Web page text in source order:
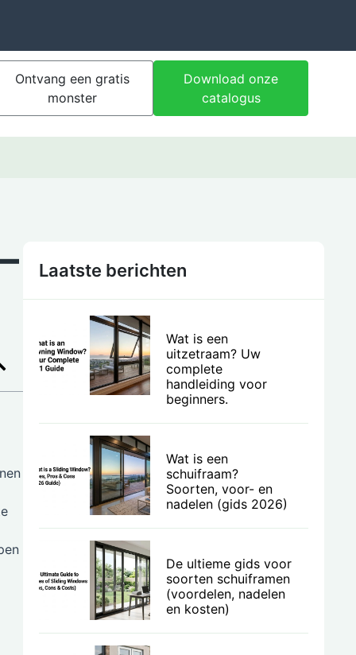
Ontvang een gratis
monster
Download onze
catalogus
Laatste berichten
Wat is een
uitzetraam? Uw
complete
handleiding voor
beginners.
Wat is een
schuifraam?
Soorten, voor- en
nadelen (gids 2026)
De ultieme gids voor
soorten schuiframen
(voordelen, nadelen
en kosten)